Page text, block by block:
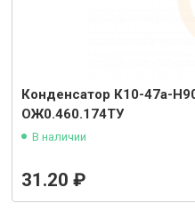
Конденсатор К10-47а-
ОЖ0.460.174ТУ
В наличии
31.20 ₽